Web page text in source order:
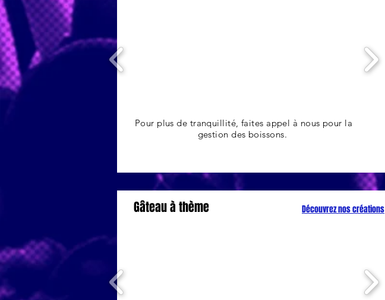
Pour plus de tranquillité, faites appel à nous pour la
gestion des boissons.
Gâteau à thème Découvrez nos créations